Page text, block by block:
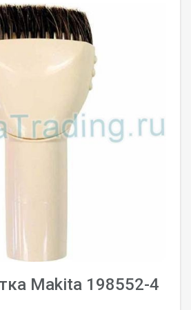
Makita 198552-4